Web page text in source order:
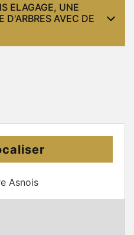
ELAGAGE, UNE
D'ARBRES AVEC DE
Asnois